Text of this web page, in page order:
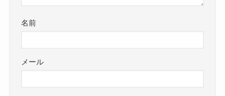
名前
メール